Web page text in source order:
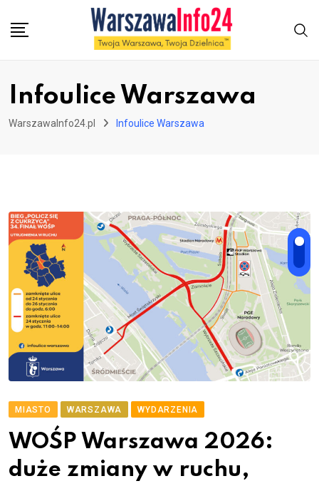
Infoulice Warszawa
WarszawaInfo24.pl Infoulice Warszawa
MIASTO WARSZAWA WYDARZENIA
WOŚP Warszawa 2026:
duże zmiany w ruchu,